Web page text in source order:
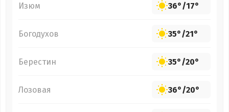
Изюм 36°/17°
Богодухов 35°/21°
Берестин 35°/20°
Лозовая 36°/20°